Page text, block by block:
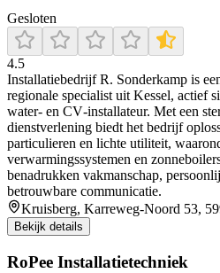
Gesloten
4.5
Installatiebedrijf R. Sonderkamp is
regionale specialist uit Kessel, actief
water‐ en CV‐installateur. Met een
dienstverlening biedt het bedrijf
particulieren en lichte utiliteit,
verwarmingssystemen en
benadrukken vakmanschap,
betrouwbare communicatie.
Kruisberg, Karreweg-Noord 53,
Bekijk details
RoPee Installatietechniek